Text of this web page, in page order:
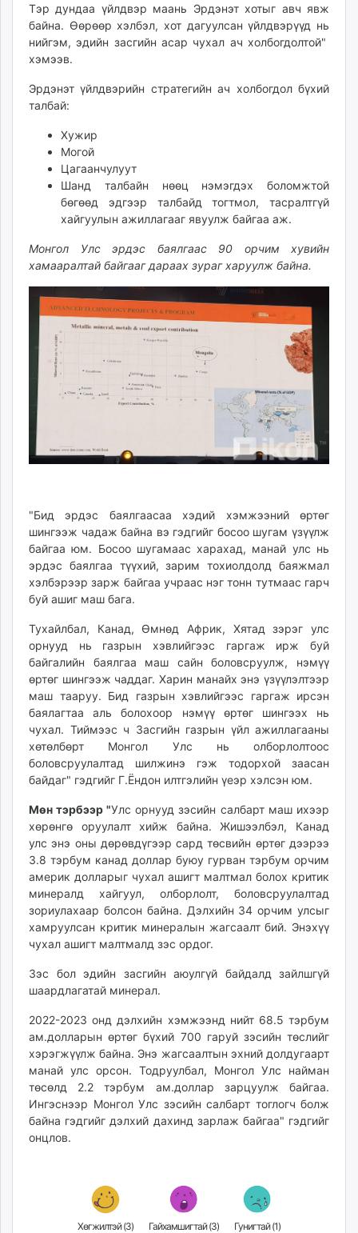
Тэр дундаа үйлдвэр маань Эрдэнэт хотыг авч явж
байна. Өөрөөр хэлбэл, хот дагуулсан үйлдвэрүүд нь
нийгэм, эдийн засгийн асар чухал ач холбогдолтой"
хэмээв.
Эрдэнэт үйлдвэрийн стратегийн ач холбогдол бүхий
талбай:
Хужир
Могой
Цагаанчулуут
Шанд талбайн нөөц нэмэгдэх боломжтой
бөгөөд эдгээр талбайд тогтмол, тасралтгүй
хайгуулын ажиллагааг явуулж байгаа аж.
Монгол Улс эрдэс баялгаас 90 орчим хувийн
хамааралтай байгааг дараах зураг харуулж байна.
"Бид эрдэс баялгаасаа хэдий хэмжээний өртөг
шингээж чадаж байна вэ гэдгийг босоо шугам үзүүлж
байгаа юм. Босоо шугамаас харахад, манай улс нь
эрдэс баялгаа түүхий, зарим тохиолдолд баяжмал
хэлбэрээр зарж байгаа учраас нэг тонн тутмаас гарч
буй ашиг маш бага.
Тухайлбал, Канад, Өмнөд Африк, Хятад зэрэг улс
орнууд нь газрын хэвлийгээс гаргаж ирж буй
байгалийн баялгаа маш сайн боловсруулж, нэмүү
өртөг шингээж чаддаг. Харин манайх энэ үзүүлэлтээр
маш тааруу. Бид газрын хэвлийгээс гаргаж ирсэн
баялагтаа аль болохоор нэмүү өртөг шингээх нь
чухал. Тиймээс ч Засгийн газрын үйл ажиллагааны
хөтөлбөрт Монгол Улс нь олборлолтоос
боловсруулалтад шилжинэ гэж тодорхой заасан
байдаг" гэдгийг Г.Ёндон илтгэлийн үеэр хэлсэн юм.
Мөн тэрбээр "Улс орнууд зэсийн салбарт маш ихээр
хөрөнгө оруулалт хийж байна. Жишээлбэл, Канад
улс энэ оны дөрөвдүгээр сард төсвийн өртөг дээрээ
3.8 тэрбум канад доллар буюу гурван тэрбум орчим
америк долларыг чухал ашигт малтмал болох критик
минералд хайгуул, олборлолт, боловсруулалтад
зориулахаар болсон байна. Дэлхийн 34 орчим улсыг
хамруулсан критик минералын жагсаалт бий. Энэхүү
чухал ашигт малтмалд зэс ордог.
Зэс бол эдийн засгийн аюулгүй байдалд зайлшгүй
шаардлагатай минерал.
2022-2023 онд дэлхийн хэмжээнд нийт 68.5 тэрбум
ам.долларын өртөг бүхий 700 гаруй зэсийн төслийг
хэрэгжүүлж байна. Энэ жагсаалтын эхний долдугаарт
манай улс орсон. Тодруулбал, Монгол Улс найман
төсөлд 2.2 тэрбум ам.доллар зарцуулж байгаа.
Ингэснээр Монгол Улс зэсийн салбарт тоглогч болж
байна гэдгийг дэлхий дахинд зарлаж байгаа" гэдгийг
онцлов.
Хөгжилтэй (3) Гайхамшигтай (3) Гунигтай (1)